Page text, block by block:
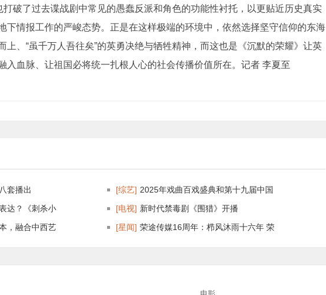
破了过去谍战剧中常见的愚蠢反派和角色的功能性衬托，以更贴近历史真实
下情报工作的严峻态势。正是在这样极端的环境中，依然选择坚守信仰的东海
上、“虽千万人吾往矣”的英勇决绝与牺牲精神，而这也是《沉默的荣耀》让英
入血脉、让祖国必将统一扎根人心的社会传播价值所在。记者 李夏至
套播出 [综艺] 2025年戏曲百戏盛典和第十九届中国
达？《刺杀小 [电视] 新时代禁毒剧《围猎》开播
，融合中西艺 [星闻] 荣途传媒16周年：栉风沐雨十六年 荣